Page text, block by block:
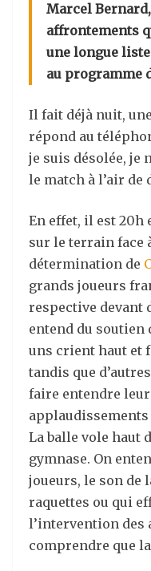
Marcel
affrontements
une longue
au programme
Il fait déjà nuit,
répond au
je suis désolée, je
le match à l’air de
En effet, il est 20h
sur le terrain face
détermination de
grands joueurs
respective devant
entend du soutien
uns crient haut et
tandis que
faire entendre
applaudissements
La balle vole haut
gymnase. On
joueurs, le son de
raquettes ou qui
l’intervention des
comprendre que